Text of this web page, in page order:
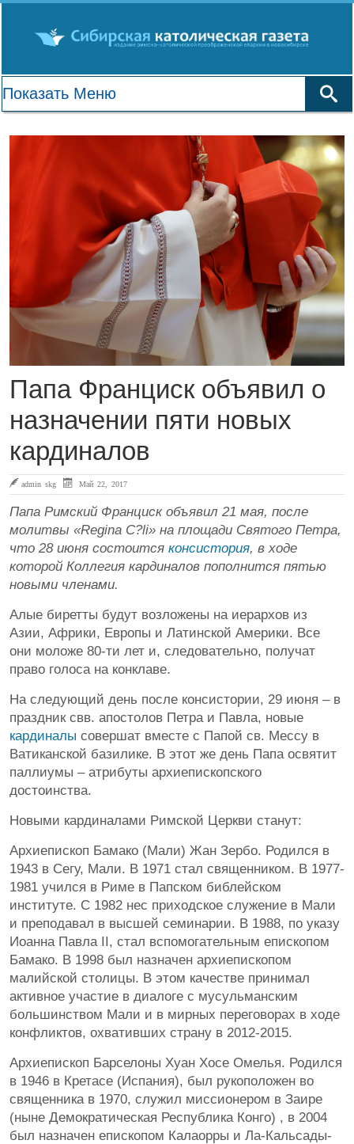
Папа Франциск объявил о
назначении пяти новых
кардиналов
admin skg Май 22, 2017
Папа Римский Франциск объявил 21 мая, после
молитвы «Regina С?li» на площади Святого Петра,
что 28 июня состоится консистория, в ходе
которой Коллегия кардиналов пополнится пятью
новыми членами.
Алые биретты будут возложены на иерархов из
Азии, Африки, Европы и Латинской Америки. Все
они моложе 80-ти лет и, следовательно, получат
право голоса на конклаве.
На следующий день после консистории, 29 июня – в
праздник свв. апостолов Петра и Павла, новые
кардиналы совершат вместе с Папой св. Мессу в
Ватиканской базилике. В этот же день Папа освятит
паллиумы – атрибуты архиепископского
достоинства.
Новыми кардиналами Римской Церкви станут:
Архиепископ Бамако (Мали) Жан Зербо. Родился в
1943 в Сегу, Мали. В 1971 стал священником. В 1977-
1981 учился в Риме в Папском библейском
институте. С 1982 нес приходское служение в Мали
и преподавал в высшей семинарии. В 1988, по указу
Иоанна Павла II, стал вспомогательным епископом
Бамако. В 1998 был назначен архиепископом
малийской столицы. В этом качестве принимал
активное участие в диалоге с мусульманским
большинством Мали и в мирных переговорах в ходе
конфликтов, охвативших страну в 2012-2015.
Архиепископ Барселоны Хуан Хосе Омелья. Родился
в 1946 в Кретасе (Испания), был рукоположен во
священника в 1970, служил миссионером в Заире
(ныне Демократическая Республика Конго) , в 2004
был назначен епископом Калаорры и Ла-Кальсады-